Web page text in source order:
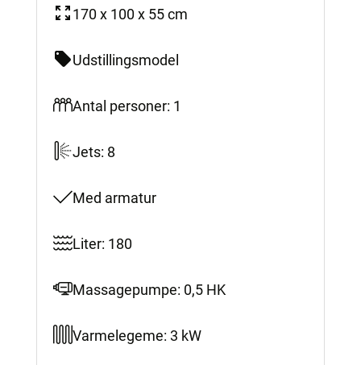
170 x 100 x 55 cm
Udstillingsmodel
Antal personer: 1
Jets: 8
Med armatur
Liter: 180
Massagepumpe: 0,5 HK
Varmelegeme: 3 kW